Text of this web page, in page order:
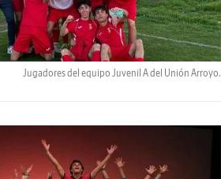
Jugadores del equipo Juvenil A del Unión Arroyo.